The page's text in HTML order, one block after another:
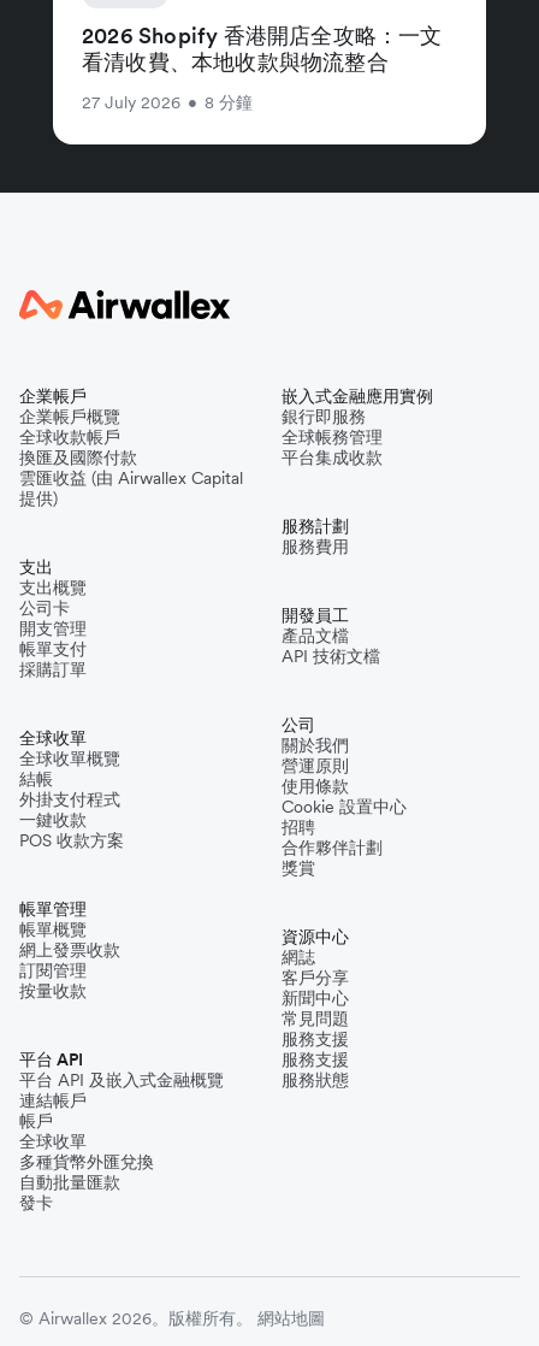
2026 Shopify 香港開店全攻略：一文
看清收費、本地收款與物流整合
27 July 2026 • 8 分鐘
企業帳戶
企業帳戶概覽
全球收款帳戶
換匯及國際付款
雲匯收益 (由 Airwallex Capital
提供)
支出
支出概覽
公司卡
開支管理
帳單支付
採購訂單
全球收單
全球收單概覽
結帳
外掛支付程式
一鍵收款
POS 收款方案
帳單管理
帳單概覽
網上發票收款
訂閱管理
按量收款
平台 API
平台 API 及嵌入式金融概覽
連結帳戶
帳戶
全球收單
多種貨幣外匯兌換
自動批量匯款
發卡
嵌入式金融應用實例
銀行即服務
全球帳務管理
平台集成收款
服務計劃
服務費用
開發員工
產品文檔
API 技術文檔
公司
關於我們
營運原則
使用條款
Cookie 設置中心
招聘
合作夥伴計劃
獎賞
資源中心
網誌
客戶分享
新聞中心
常見問題
服務支援
服務支援
服務狀態
© Airwallex 2026。版權所有。 網站地圖